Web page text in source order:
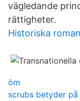
vägledande
rättigheter.
Historiska
öm
scrubs betyder på